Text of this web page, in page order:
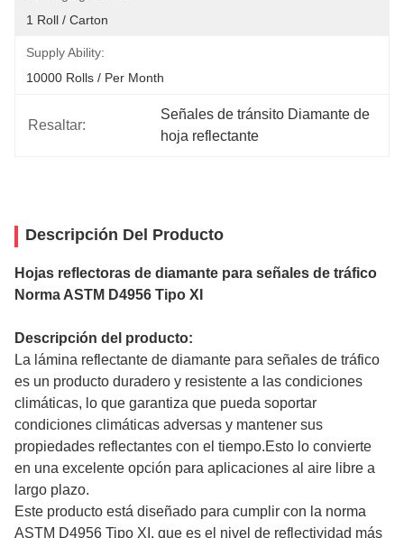
1 Roll / Carton
Supply Ability:
10000 Rolls / Per Month
Resaltar:
Señales de tránsito Diamante de
hoja reflectante
Descripción Del Producto
Hojas reflectoras de diamante para señales de tráfico
Norma ASTM D4956 Tipo XI
Descripción del producto:
La lámina reflectante de diamante para señales de tráfico
es un producto duradero y resistente a las condiciones
climáticas, lo que garantiza que pueda soportar
condiciones climáticas adversas y mantener sus
propiedades reflectantes con el tiempo.Esto lo convierte
en una excelente opción para aplicaciones al aire libre a
largo plazo.
Este producto está diseñado para cumplir con la norma
ASTM D4956 Tipo XI, que es el nivel de reflectividad más